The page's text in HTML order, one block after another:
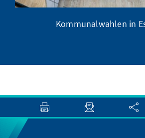
Kommunalwahlen in